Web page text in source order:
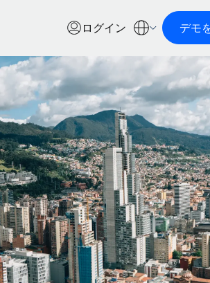
ログイン デモ